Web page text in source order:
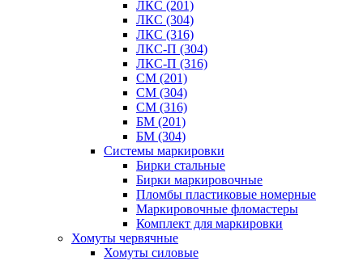
ЛКС (201)
ЛКС (304)
ЛКС (316)
ЛКС-П (304)
ЛКС-П (316)
СМ (201)
СМ (304)
СМ (316)
БМ (201)
БМ (304)
Системы маркировки
Бирки стальные
Бирки маркировочные
Пломбы пластиковые номерные
Маркировочные фломастеры
Комплект для маркировки
Хомуты червячные
Хомуты силовые